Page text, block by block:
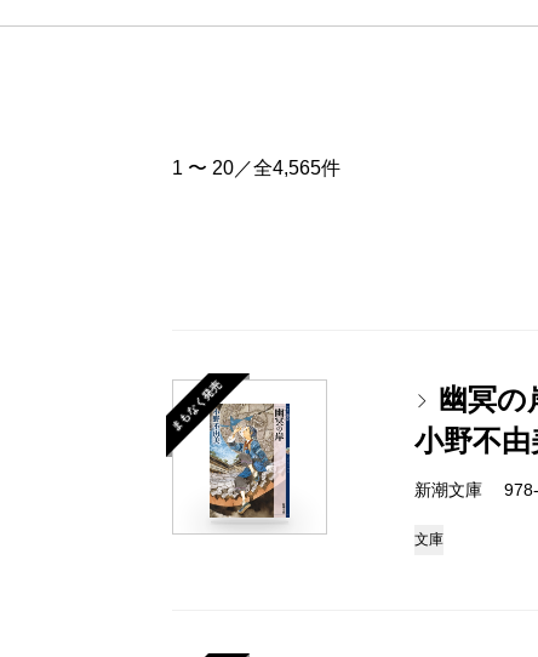
1 〜 20／全4,565件
まもなく発売
幽冥
小野不
新潮文庫
文庫